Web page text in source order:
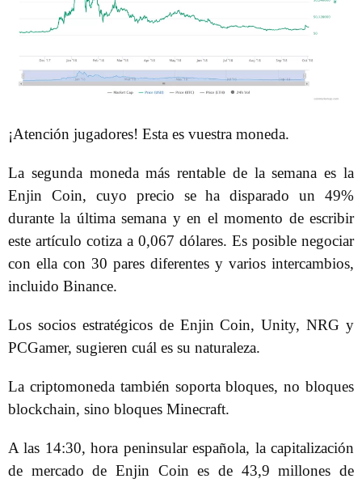
¡Atención jugadores! Esta es vuestra moneda.
La segunda moneda más rentable de la semana es la
Enjin Coin, cuyo precio se ha disparado un 49%
durante la última semana y en el momento de escribir
este artículo cotiza a 0,067 dólares. Es posible negociar
con ella con 30 pares diferentes y varios intercambios,
incluido Binance.
Los socios estratégicos de Enjin Coin, Unity, NRG y
PCGamer, sugieren cuál es su naturaleza.
La criptomoneda también soporta bloques, no bloques
blockchain, sino bloques Minecraft.
A las 14:30, hora peninsular española, la capitalización
de mercado de Enjin Coin es de 43,9 millones de